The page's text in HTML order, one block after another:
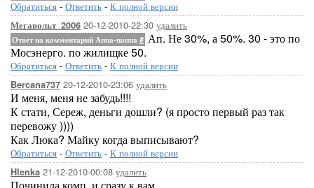
Обратиться - Ответить - К полной версии
Мегавольт_2006 20-12-2010-22:30 удалить
Ответ на комментарий Аппа-паппа # Ап. Не 30%, а 50%. 30 - это по
Мосэнерго. по жилищке 50.
Обратиться - Ответить - К полной версии
Bercana737 20-12-2010-23:06 удалить
И меня, меня не забудь!!!!
К стати, Сереж, деньги дошли? (я просто первый раз так
перевожу ))))
Как Люка? Майку когда выписывают?
Обратиться - Ответить - К полной версии
Hlenka 21-12-2010-00:08 удалить